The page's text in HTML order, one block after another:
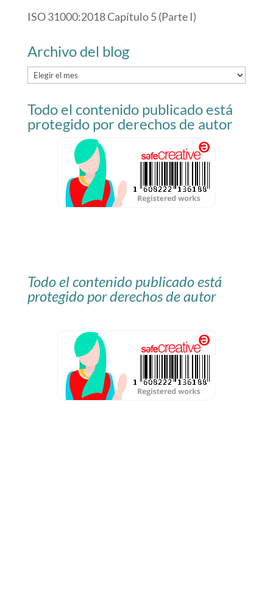
ISO 31000:2018 Capítulo 5 (Parte I)
Archivo del blog
Archivo
blog
Todo el contenido publicado está
protegido por derechos de autor
Todo el contenido publicado está
protegido por derechos de autor